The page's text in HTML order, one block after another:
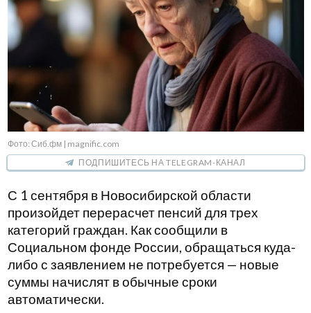
Фото: Сиб.фм | magnific.com
ПОДПИШИТЕСЬ НА TELEGRAM-КАНАЛ
С 1 сентября в Новосибирской области
произойдет перерасчет пенсий для трех
категорий граждан. Как сообщили в
Социальном фонде России, обращаться куда-
либо с заявлением не потребуется — новые
суммы начислят в обычные сроки
автоматически.